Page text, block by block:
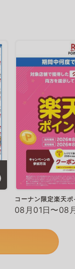
コーナン限定楽天
08月01日〜08